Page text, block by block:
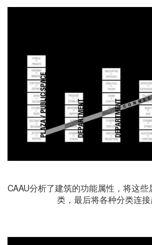
CAAU分析了建筑的功能属性，将这
类，最后将各种分类连